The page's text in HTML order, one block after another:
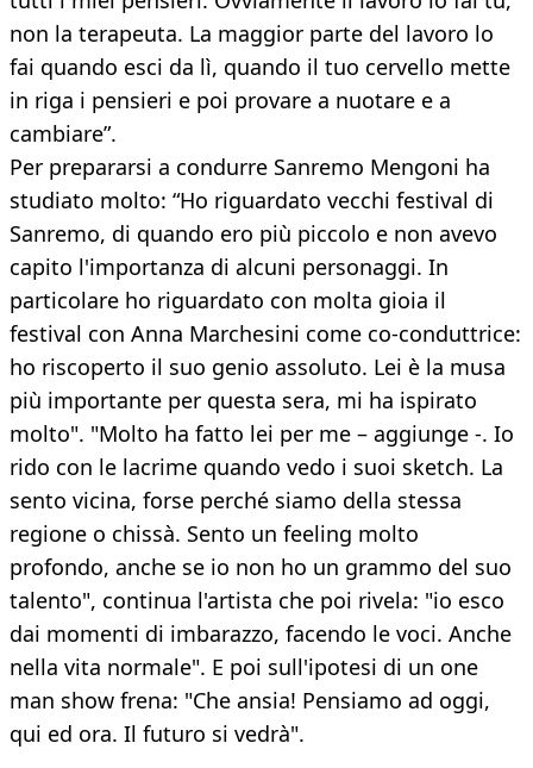
non la terapeuta. La maggior parte del lavoro lo
fai quando esci da lì, quando il tuo cervello mette
in riga i pensieri e poi provare a nuotare e a
cambiare”.
Per prepararsi a condurre Sanremo Mengoni ha
studiato molto: “Ho riguardato vecchi festival di
Sanremo, di quando ero più piccolo e non avevo
capito l'importanza di alcuni personaggi. In
particolare ho riguardato con molta gioia il
festival con Anna Marchesini come co-conduttrice:
ho riscoperto il suo genio assoluto. Lei è la musa
più importante per questa sera, mi ha ispirato
molto". "Molto ha fatto lei per me – aggiunge -. Io
rido con le lacrime quando vedo i suoi sketch. La
sento vicina, forse perché siamo della stessa
regione o chissà. Sento un feeling molto
profondo, anche se io non ho un grammo del suo
talento", continua l'artista che poi rivela: "io esco
dai momenti di imbarazzo, facendo le voci. Anche
nella vita normale". E poi sull'ipotesi di un one
man show frena: "Che ansia! Pensiamo ad oggi,
qui ed ora. Il futuro si vedrà".